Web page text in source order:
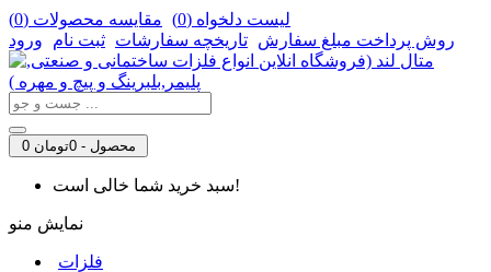
لیست دلخواه (0
) مقایسه محصولات (0
)
روش‌ پرداخت مبلغ سفارش تاریخچه سفارشات ثبت نام ورود
0 محصول - 0تومان
سبد خرید شما خالی است!
نمایش منو
فلزات